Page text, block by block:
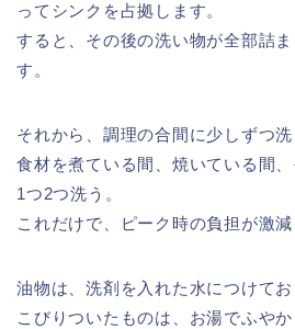
ってシンクを占拠します。
すると、その後の洗い物が全部詰
す。
それから、調理の合間に少しずつ洗
食材を煮ている間、焼いている間
1つ2つ洗う。
これだけで、ピーク時の負担が激減
油物は、洗剤を入れた水につけてお
こびりついたものは、お湯でふやか